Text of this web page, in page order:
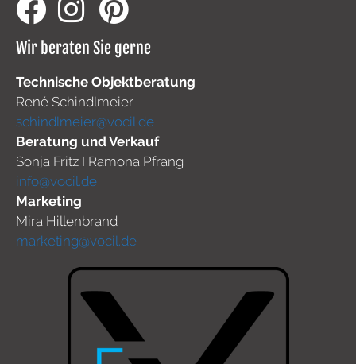
Wir beraten Sie gerne
Technische Objektberatung
René Schindlmeier
schindlmeier@vocil.de
Beratung und Verkauf
Sonja Fritz I Ramona Pfrang
info@vocil.de
Marketing
Mira Hillenbrand
marketing@vocil.de